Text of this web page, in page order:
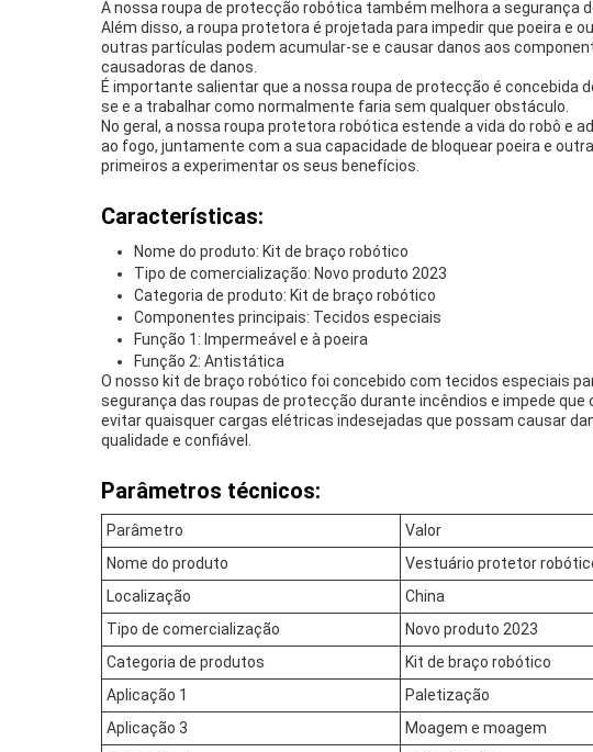
A nossa roupa de protecção robótica também melhora a segurança
Além disso, a roupa protetora é projetada para impedir que poeira
outras partículas podem acumular-se e causar danos aos
causadoras de danos.
É importante salientar que a nossa roupa de protecção é concebida
se e a trabalhar como normalmente faria sem qualquer obstáculo.
No geral, a nossa roupa protetora robótica estende a vida do robô
ao fogo, juntamente com a sua capacidade de bloquear poeira e
primeiros a experimentar os seus benefícios.
Características:
Nome do produto: Kit de braço robótico
Tipo de comercialização: Novo produto 2023
Categoria de produto: Kit de braço robótico
Componentes principais: Tecidos especiais
Função 1: Impermeável e à poeira
Função 2: Antistática
O nosso kit de braço robótico foi concebido com tecidos especiais
segurança das roupas de protecção durante incêndios e impede
evitar quaisquer cargas elétricas indesejadas que possam causar
qualidade e confiável.
Parâmetros técnicos:
Parâmetro
Valor
Nome do produto
Vestuário protetor
Localização
China
Tipo de comercialização
Novo produto 2023
Categoria de produtos
Kit de braço robótico
Aplicação 1
Paletização
Aplicação 3
Moagem e moagem